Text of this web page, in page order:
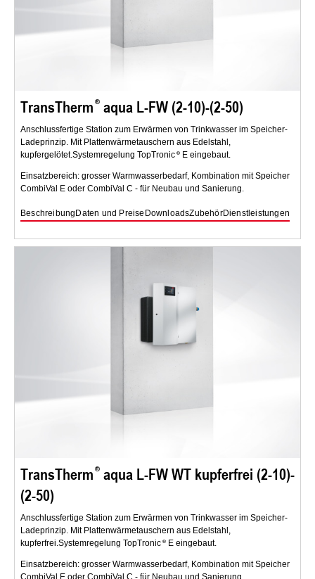
TransTherm aqua L-FW (2-10)-(2-50)
Anschlussfertige Station zum Erwärmen von Trinkwasser im Speicher-
Ladeprinzip. Mit Plattenwärmetauschern aus Edelstahl,
kupfergelötet.Systemregelung TopTronic
E eingebaut.
Einsatzbereich: grosser Warmwasserbedarf, Kombination mit Speicher
CombiVal E oder CombiVal C - für Neubau und Sanierung.
BeschreibungDaten und Preise DownloadsZubehörDienstleistungen
TransTherm aqua L-FW WT kupferfrei (2-10)-
(2-50)
Anschlussfertige Station zum Erwärmen von Trinkwasser im Speicher-
Ladeprinzip. Mit Plattenwärmetauschern aus Edelstahl,
kupferfrei.Systemregelung TopTronic
E eingebaut.
Einsatzbereich: grosser Warmwasserbedarf, Kombination mit Speicher
CombiVal E oder CombiVal C - für Neubau und Sanierung.